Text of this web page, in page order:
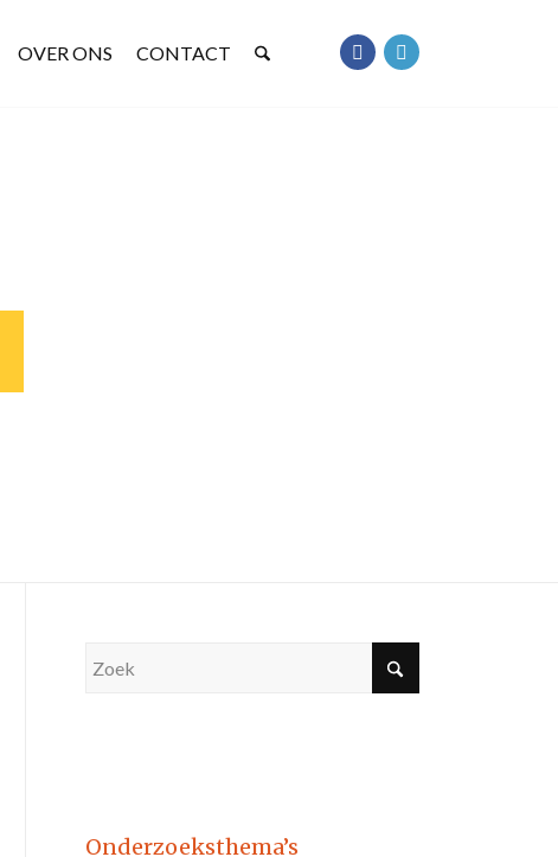
OVER ONS CONTACT
Onderzoeksthema’s